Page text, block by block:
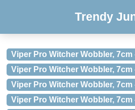
Trendy
Viper Pro Witcher Wobbler, 7cm
Viper Pro Witcher Wobbler,
Viper Pro Witcher Wobbler,
Viper Pro Witcher Wobbler, 7cm